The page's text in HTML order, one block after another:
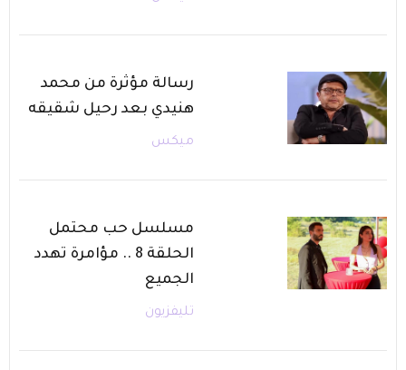
رسالة مؤثرة من محمد
هنيدي بعد رحيل شقيقه
ميكس
مسلسل حب محتمل
الحلقة 8 .. مؤامرة تهدد
الجميع
تليفزيون